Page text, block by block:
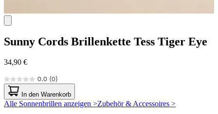
Sunny Cords Brillenkette Tess Tiger Eye
34,90 €
0.0 (0)
0.0
von
5
Sternen.
In den Warenkorb
Alle Sonnenbrillen anzeigen >Zubehör & Accessoires >